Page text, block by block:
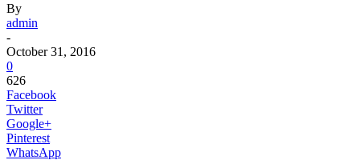
By
admin
-
October 31, 2016
0
626
Facebook
Twitter
Google+
Pinterest
WhatsApp